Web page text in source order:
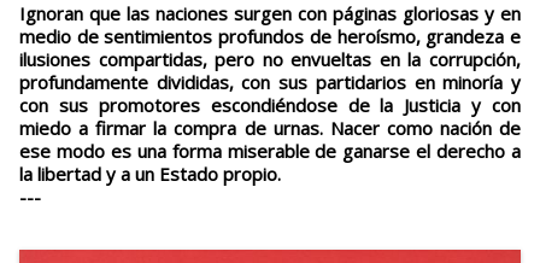
Ignoran que las naciones surgen con páginas gloriosas y en
medio de sentimientos profundos de heroísmo, grandeza e
ilusiones compartidas, pero no envueltas en la corrupción,
profundamente divididas, con sus partidarios en minoría y
con sus promotores escondiéndose de la Justicia y con
miedo a firmar la compra de urnas. Nacer como nación de
ese modo es una forma miserable de ganarse el derecho a
la libertad y a un Estado propio.
---